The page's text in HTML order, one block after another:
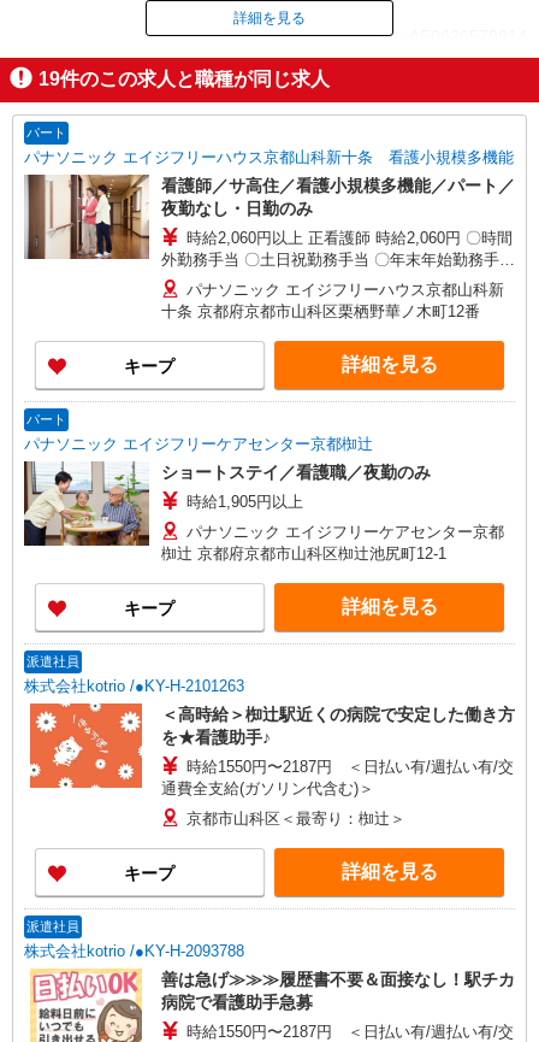
ID：AE0626579914
掲載期間終了
詳細を見る
19件のこの求人と職種が同じ求人
パート
パナソニック エイジフリーハウス京都山科新十条 看護小規模多機能
看護師／サ高住／看護小規模多機能／パート／
夜勤なし・日勤のみ
時給2,060円以上 正看護師 時給2,060円 〇時間
外勤務手当 〇土日祝勤務手当 〇年末年始勤務手当
〇早朝7:00〜8:00/夜間18:00〜20:00は時給25％UP
パナソニック エイジフリーハウス京都山科新
十条 京都府京都市山科区栗栖野華ノ木町12番
キープ 詳細を見る
パート
パナソニック エイジフリーケアセンター京都椥辻
ショートステイ／看護職／夜勤のみ
時給1,905円以上
パナソニック エイジフリーケアセンター京都
椥辻 京都府京都市山科区椥辻池尻町12-1
キープ 詳細を見る
派遣社員
株式会社kotrio /●KY-H-2101263
＜高時給＞椥辻駅近くの病院で安定した働き方
を★看護助手♪
時給1550円〜2187円 ＜日払い有/週払い有/交
通費全支給(ガソリン代含む)＞
京都市山科区＜最寄り：椥辻＞
キープ 詳細を見る
派遣社員
株式会社kotrio /●KY-H-2093788
善は急げ≫≫≫履歴書不要＆面接なし！駅チカ
病院で看護助手急募
時給1550円〜2187円 ＜日払い有/週払い有/交